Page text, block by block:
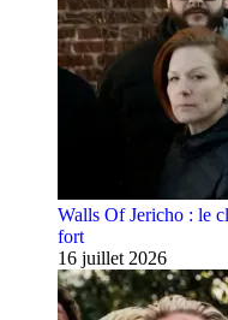
Walls Of Jericho : le
fort
16 juillet 2026